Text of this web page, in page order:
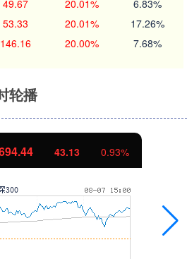
49.67 20.01% 6.83%
53.33 20.01% 17.26%
146.16 20.00% 7.68%
轮播
11.37 1.01%